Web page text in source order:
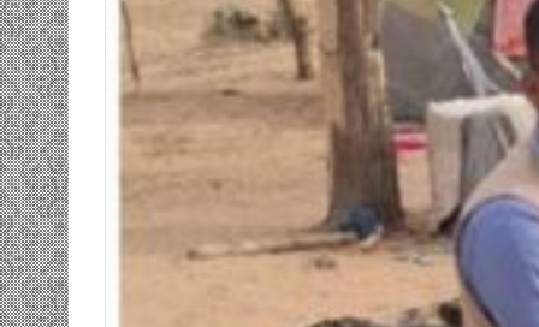
…/ بين
المغاضبين
ومضة…./
بومديد…..صرخة
استغاثة..
بونا
25 يونيو، 2022
ومضة…./ بومديد…..صرخة استغاثة..